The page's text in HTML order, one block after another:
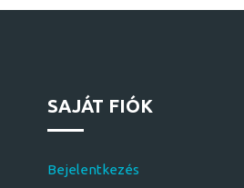
SAJÁT FIÓK
Bejelentkezés